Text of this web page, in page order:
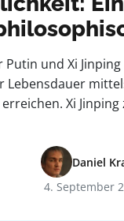
Putin und Xi
Lebensdauer
Xi
Daniel
4. September